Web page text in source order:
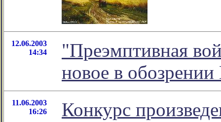
12.06.2003
14:34
"Преэмптивная
новое в
11.06.2003
16:26
Конкурс